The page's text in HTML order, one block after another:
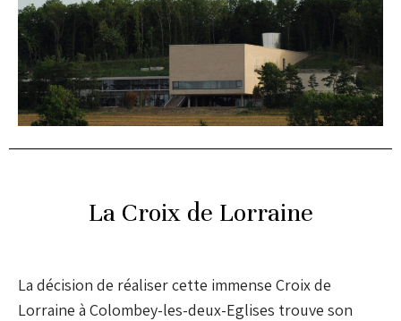
La Croix de Lorraine
La décision de réaliser cette immense Croix de
Lorraine à Colombey-les-deux-Eglises trouve son